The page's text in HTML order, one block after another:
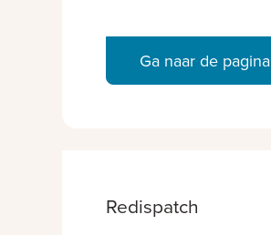
Ga naar de pagina
Redispatch